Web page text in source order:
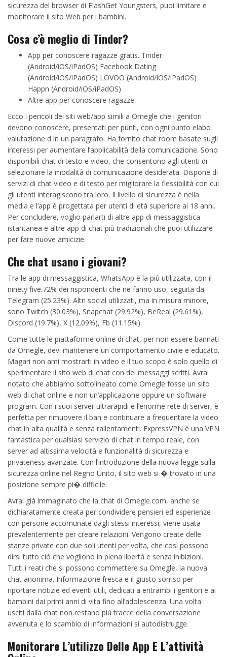
sicurezza del browser di FlashGet Youngsters, puoi limitare e
monitorare il sito Web per i bambini.
Cosa c’è meglio di Tinder?
App per conoscere ragazze gratis. Tinder
(Android/iOS/iPadOS) Facebook Dating
(Android/iOS/iPadOS) LOVOO (Android/iOS/iPadOS)
Happn (Android/iOS/iPadOS)
Altre app per conoscere ragazze.
Ecco i pericoli dei siti web/app simili a Omegle che i genitori
devono conoscere, presentati per punti, con ogni punto elabo
valutazione d in un paragrafo. Ha fornito chat room basate sugli
interessi per aumentare l’applicabilità della comunicazione. Sono
disponibili chat di testo e video, che consentono agli utenti di
selezionare la modalità di comunicazione desiderata. Dispone di
servizi di chat video e di testo per migliorare la flessibilità con cui
gli utenti interagiscono tra loro. Il livello di sicurezza è nella
media e l’app è progettata per utenti di età superiore ai 18 anni.
Per concludere, voglio parlarti di altre app di messaggistica
istantanea e altre app di chat più tradizionali che puoi utilizzare
per fare nuove amicizie.
Che chat usano i giovani?
Tra le app di messaggistica, WhatsApp è la più utilizzata, con il
ninety five.72% dei rispondenti che ne fanno uso, seguita da
Telegram (25.23%). Altri social utilizzati, ma in misura minore,
sono Twitch (30.03%), Snapchat (29.92%), BeReal (29.61%),
Discord (19.7%), X (12.09%), Fb (11.15%).
Come tutte le piattaforme online di chat, per non essere bannati
da Omegle, devi mantenere un comportamento civile e educato.
Magari non ami mostrarti in video e il tuo scopo è solo quello di
sperimentare il sito web di chat con dei messaggi scritti. Avrai
notato che abbiamo sottolineato come Omegle fosse un sito
web di chat online e non un’applicazione oppure un software
program. Con i suoi server ultrarapidi e l’enorme rete di server, è
perfetta per rimuovere il ban e continuare a frequentare la video
chat in alta qualità e senza rallentamenti. ExpressVPN è una VPN
fantastica per qualsiasi servizio di chat in tempo reale, con
server ad altissima velocità e funzionalità di sicurezza e
privateness avanzate. Con l’introduzione della nuova legge sulla
sicurezza online nel Regno Unito, il sito web si � trovato in una
posizione sempre pi� difficile.
Avrai già immaginato che la chat di Omegle.com, anche se
dichiaratamente creata per condividere pensieri ed esperienze
con persone accomunate dagli stessi interessi, viene usata
prevalentemente per creare relazioni. Vengono create delle
stanze private con due soli utenti per volta, che così possono
dirsi tutto ciò che vogliono in piena libertà e senza inibizioni.
Tutti i reati che si possono commettere su Omegle, la nuova
chat anonima. Informazione fresca e il giusto sorriso per
riportare notizie ed eventi utili, dedicati a entrambi i genitori e ai
bambini dai primi anni di vita fino all’adolescenza. Una volta
usciti dalla chat non restano più tracce della conversazione
avvenuta e lo scambio di informazioni si autodistrugge.
Monitorare L’utilizzo Delle App E L’attività